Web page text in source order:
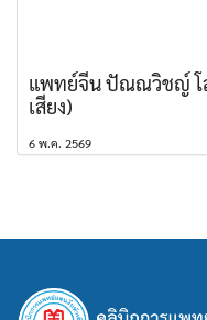
แพทย์จีน ปัณณวิชญ์ โ
เสียง)
6 พ.ค. 2569